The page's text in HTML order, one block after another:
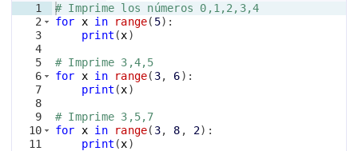
1
2
3
4
5
6
7
8
9
10
11
# Imprime los números 0,1,2,3,4
for
x in range( 5) :
print (x)
# Imprime 3,4,5
for
x in range( 3, 6) :
print (x)
# Imprime 3,5,7
for
x in range( 3, 8 , 2) :
print (x)